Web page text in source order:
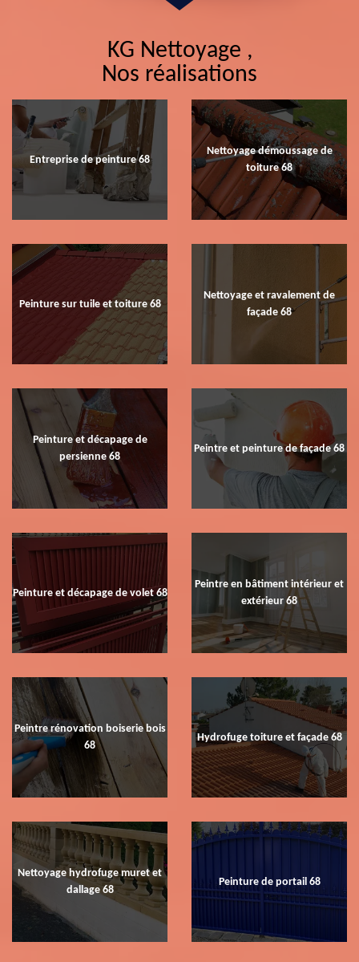
KG Nettoyage ,
Nos réalisations
Entreprise de peinture 68
Nettoyage démoussage de
toiture 68
Peinture sur tuile et toiture 68
Nettoyage et ravalement de
façade 68
Peinture et décapage de
persienne 68
Peintre et peinture de façade 68
Peinture et décapage de volet 68
Peintre en bâtiment intérieur et
extérieur 68
Peintre rénovation boiserie bois
68
Hydrofuge toiture et façade 68
Nettoyage hydrofuge muret et
dallage 68
Peinture de portail 68